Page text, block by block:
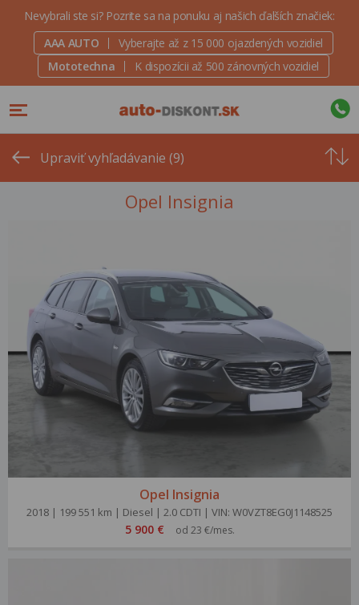
Nevybrali ste si? Pozrite sa na ponuku aj našich ďalších značiek:
AAA AUTO
Vyberajte až z 15 000 ojazdených vozidiel
Mototechna
K dispozícii až 500 zánovných vozidiel
Upraviť vyhľadávanie (9)
ceny
Opel Insignia
Opel Insignia
2018 | 199 551 km | Diesel | 2.0 CDTI | VIN: W0VZT8EG0J1148525
5 900 € od 23 €/mes.